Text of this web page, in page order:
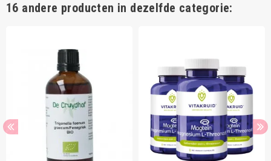
16 andere producten in dezelfde categorie: